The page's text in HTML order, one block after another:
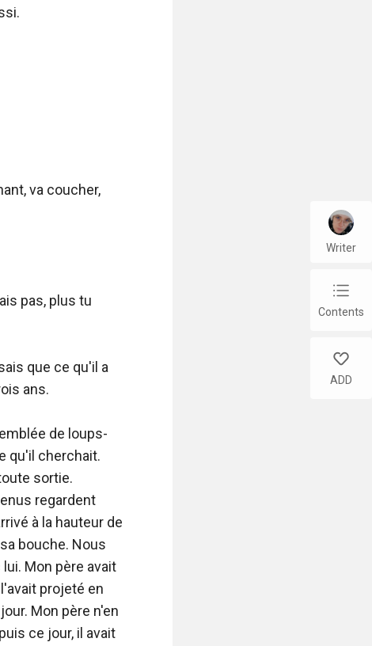
va coucher,
pas, plus tu
que ce qu'il a
ans.
de loups-
qu'il cherchait.
sortie.
regardent
à la hauteur de
bouche. Nous
Mon père avait
projeté en
Mon père n'en
ce jour, il avait
Writer
chap_list
Contents
like
ADD